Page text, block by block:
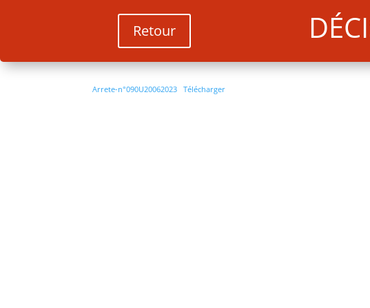
Retour
Arrete-n°090U20062023 Télécharger